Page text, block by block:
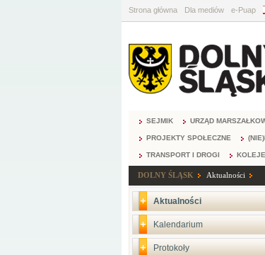
Strona główna Dla mediów e-Puap
SEJMIK URZĄD
PROJEKTY SPOŁECZNE
TRANSPORT I DROGI KOLEJE
DOLNY ŚLĄSK Aktualności
Aktualności
Kalendarium
Protokoły